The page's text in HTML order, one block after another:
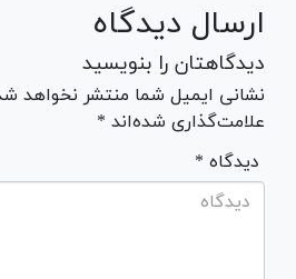
ارسال دیدگاه
دیدگاهتان را بنویسید
نشانی ایمیل شما منتشر نخواهد
علامت‌گذاری شده‌اند *
* دیدگاه